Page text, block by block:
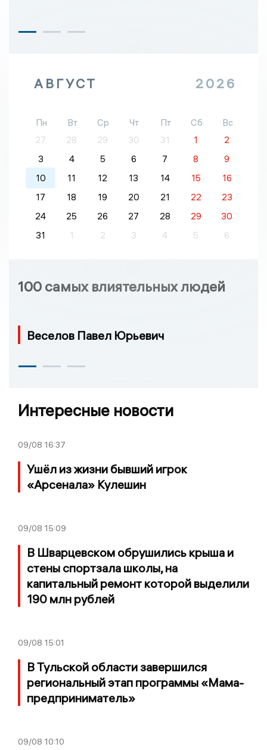
АВГУСТ 2026
Пн Вт Ср Чт Пт Сб
Вс
27
28 29 30 31 1
2
3
4 5 6 7 8
9
10
11 12 13 14 15
16
17
18 19 20 21 22
23
24
25 26 27 28 29
30
31
1 2 3 4 5 6
100 самых влиятельных людей
Веселов Павел Юрьевич
Интересные новости
09/08 16:37
Ушёл из жизни бывший игрок
«Арсенала» Кулешин
09/08 15:09
В Шварцевском обрушились крыша и
стены спортзала школы, на
капитальный ремонт которой выделили
190 млн рублей
09/08 15:01
В Тульской области завершился
региональный этап программы «Мама-
предприниматель»
09/08 10:10